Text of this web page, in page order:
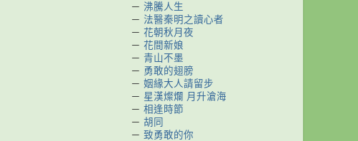
－ 沸騰人生
－ 法醫秦明之讀心者
－ 花朝秋月夜
－ 花間新娘
－ 青山不墨
－ 勇敢的翅膀
－ 姻緣大人請留步
－ 星漢燦爛 月升滄海
－ 相逢時節
－ 胡同
－ 致勇敢的你